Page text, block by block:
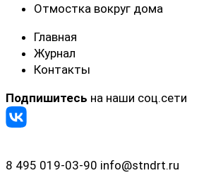
Отмостка вокруг дома
Главная
Журнал
Контакты
Подпишитесь на наши соц.сети
8 495 019-03-90 info@stndrt.ru